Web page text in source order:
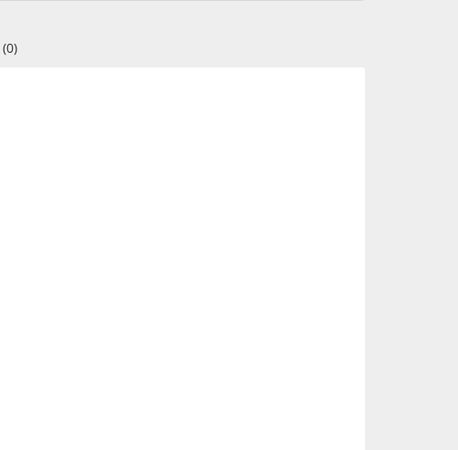
(0)